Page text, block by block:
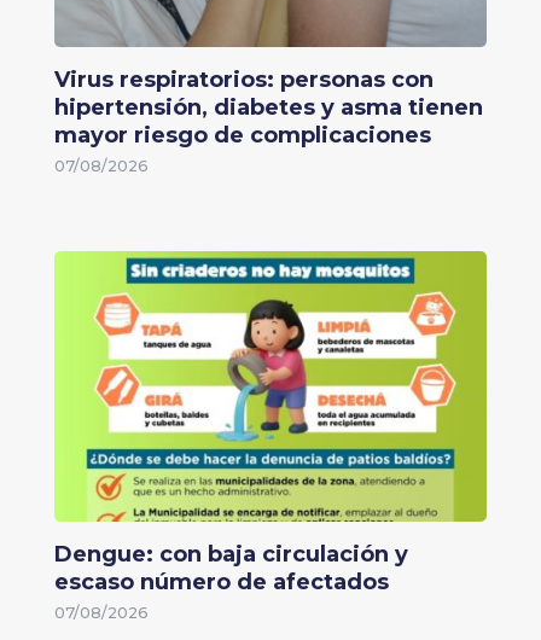
Virus respiratorios: personas con
hipertensión, diabetes y asma tienen
mayor riesgo de complicaciones
07/08/2026
Dengue: con baja circulación y
escaso número de afectados
07/08/2026